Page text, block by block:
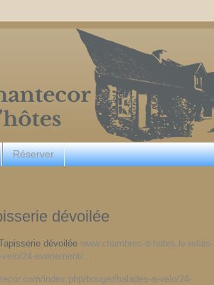
Réserver
dévoilée
dévoilée www.chambres-d-hotes.le-relais-
velo/24-evenement/…
index.php/bouger/balades-a-velo/24-